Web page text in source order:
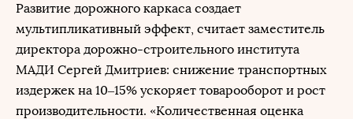
Развитие дорожного каркаса создает
мультипликативный эффект, считает заместитель
директора дорожно-строительного института
МАДИ Сергей Дмитриев: снижение транспортных
издержек на 10–15% ускоряет товарооборот и рост
производительности. «Количественная оценка